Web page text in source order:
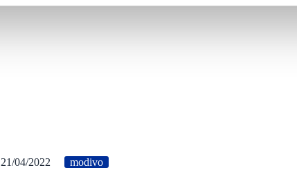
21/04/2022 modivo